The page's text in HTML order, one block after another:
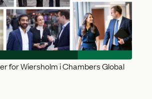
for Wiersholm i Chambers Global